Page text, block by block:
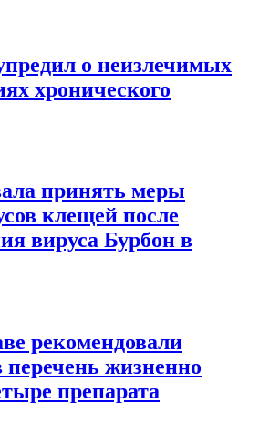
о неизлечимых
хронического
принять меры
клещей после
вируса Бурбон в
рекомендовали
перечень жизненно
препарата